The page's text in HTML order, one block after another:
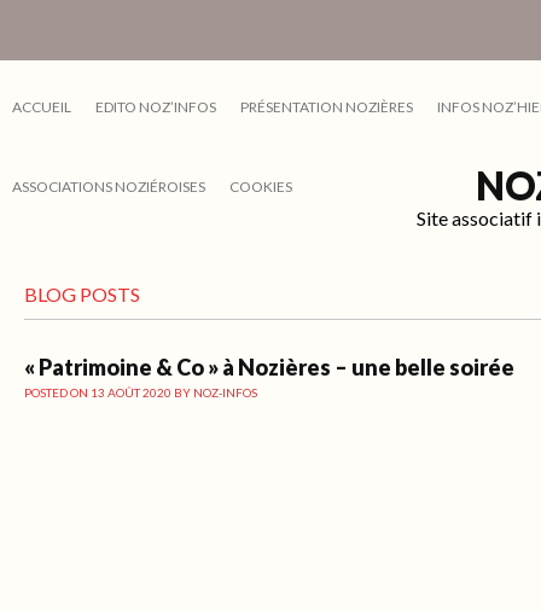
ACCUEIL EDITO NOZ’INFOS PRÉSENTATION NOZIÈRES INFOS
ASSOCIATIONS NOZIÉROISES COOKIES
Site associatif
BLOG POSTS
« Patrimoine & Co » à Nozières – une belle soirée
POSTED ON 13 AOÛT 2020 BY NOZ-INFOS